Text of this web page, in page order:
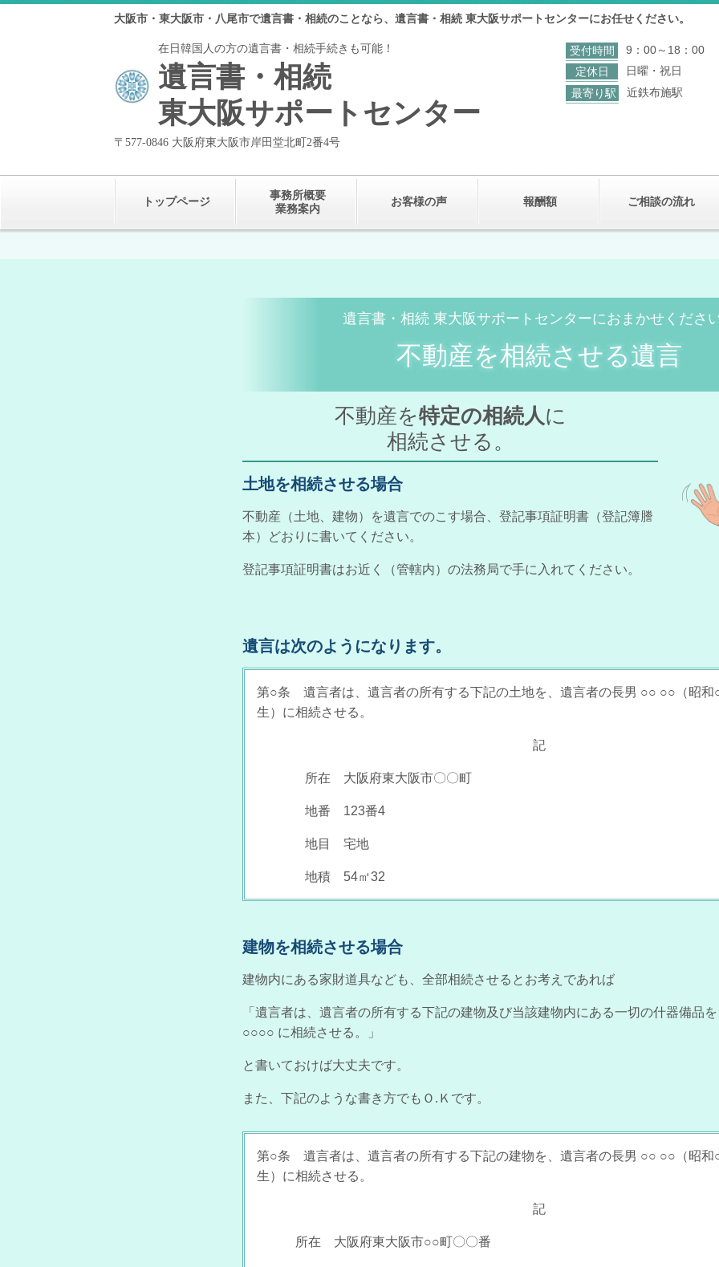
大阪市・東大阪市・八尾市で遺言書・相続のことなら、遺言書・相続 東大阪サポートセンターにお任せください。
在日韓国人の方の遺言書・相続手続きも可能！
遺言書・相続
東大阪サポートセンター
〒577-0846 大阪府東大阪市岸田堂北町2番4号
受付時間
9：00～18：00
定休日
日曜・祝日
最寄り駅
近鉄布施駅
トップページ
事務所概要
業務案内
お客様の声 報酬額 ご相談の流れ
遺言書・相続 東大阪サポートセンターにおまかせください
不動産を相続させる遺言
不動産を特定の相続人に
相続させる。
土地を相続させる場合
不動産（土地、建物）を遺言でのこす場合、登記事項証明書（登記簿謄
本）どおりに書いてください。
登記事項証明書はお近く（管轄内）の法務局で手に入れてください。
遺言は次のようになります。
第○条 遺言者は、遺言者の所有する下記の土地を、遺言者の長男 ○○ ○○（昭和
生）に相続させる。
記
所在 大阪府東大阪市〇〇町
地番 123番4
地目 宅地
地積 54㎡32
建物を相続させる場合
建物内にある家財道具なども、全部相続させるとお考えであれば
「遺言者は、遺言者の所有する下記の建物及び当該建物内にある一切の什器備品
○○○○ に相続させる。」
と書いておけば大丈夫です。
また、下記のような書き方でもＯ.Ｋです。
第○条 遺言者は、遺言者の所有する下記の建物を、遺言者の長男 ○○ ○○（昭和
生）に相続させる。
記
所在 大阪府東大阪市○○町〇〇番